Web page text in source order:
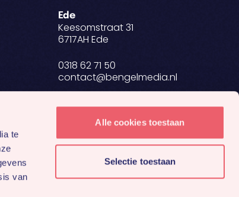
te
van
Alle cookies toestaan
Selectie toestaan
Ede
Keesomstraat 31
6717AH Ede
0318 62 71 50
contact@bengelmedia.nl
BTW NL 8634.27.698.B01